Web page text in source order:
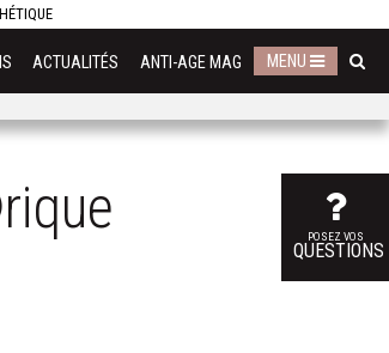
ACTUALITÉS ANTI-AGE MAG MENU
POSEZ VOS
QUESTIONS